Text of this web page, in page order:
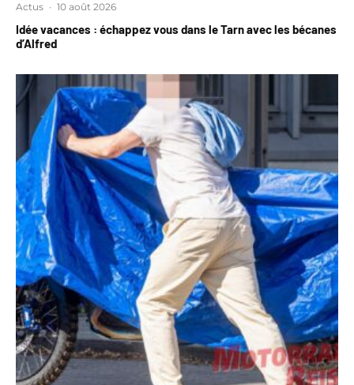
Actus · 10 août 2026
Idée vacances : échappez vous dans le Tarn avec les bécanes
d’Alfred